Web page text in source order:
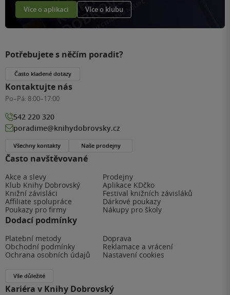
Více o aplikaci Více o klubu
Často navštěvované
Akce a slevy
Prodejny
Klub Knihy Dobrovský
Aplikace KDčko
Knižní závisláci
Festival knižních závisláků
Affiliate spolupráce
Dárkové poukazy
Poukazy pro firmy
Nákupy pro školy
Dodací podmínky
Platební metody
Doprava
Obchodní podmínky
Reklamace a vrácení
Ochrana osobních údajů
Nastavení cookies
Vše důležité
Kariéra v Knihy Dobrovský
Potřebujete s něčím poradit?
Často kladené dotazy
Kontaktujte nás
Po–Pá: 8:00–17:00
542 220 320
poradime@knihydobrovsky.cz
Všechny kontakty Naše prodejny